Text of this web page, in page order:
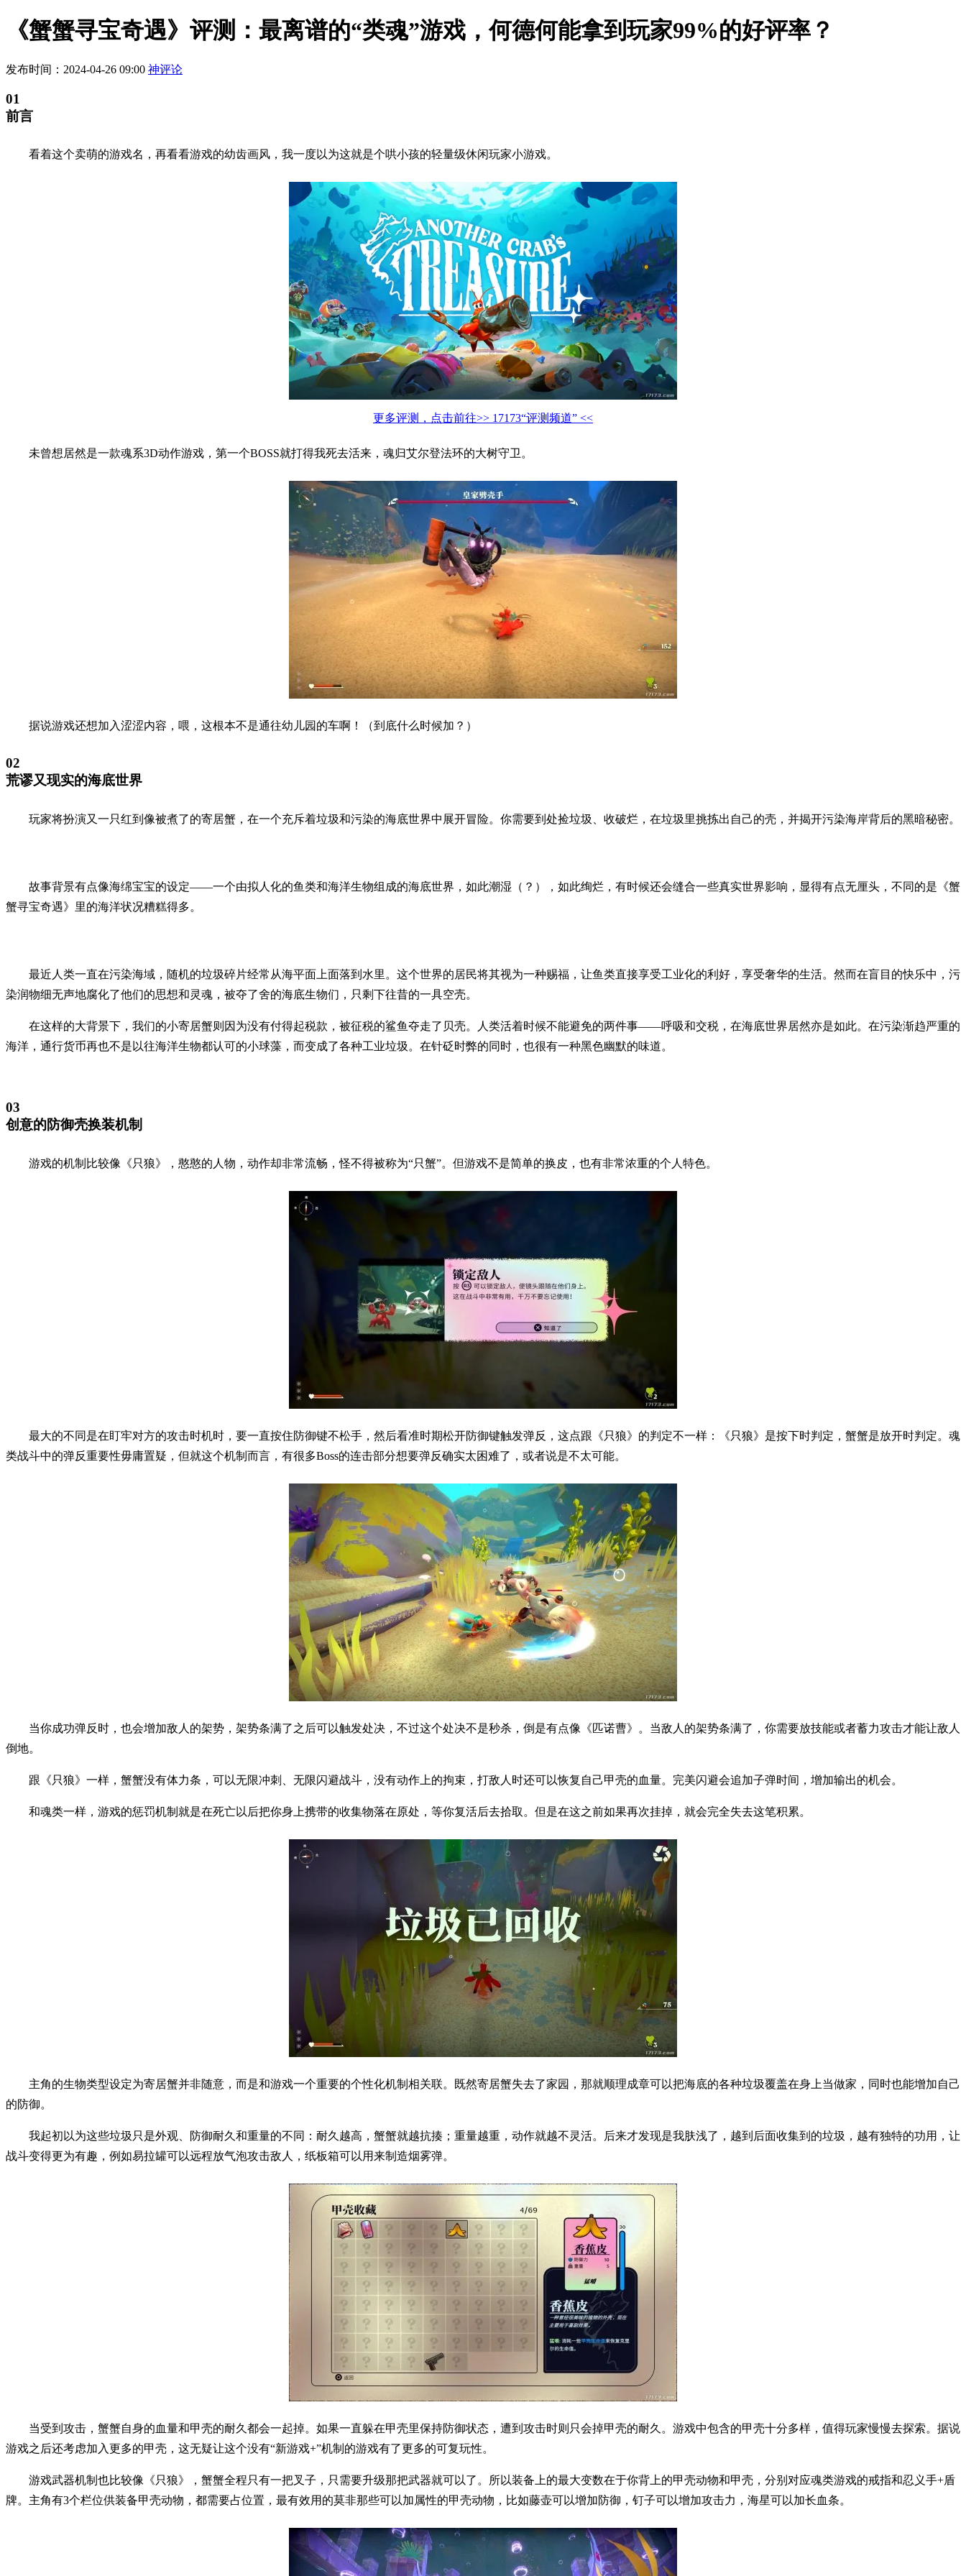
《蟹蟹寻宝奇遇》评测：最离谱的“类魂”游戏，何德何能拿到玩家99%的好评率？
发布时间：2024-04-26 09:00 神评论
01
前言
看着这个卖萌的游戏名，再看看游戏的幼齿画风，我一度以为这就是个哄小孩的轻量级休闲玩家小游戏。
更多评测，点击前往>> 17173“评测频道” <<
未曾想居然是一款魂系3D动作游戏，第一个BOSS就打得我死去活来，魂归艾尔登法环的大树守卫。
据说游戏还想加入涩涩内容，喂，这根本不是通往幼儿园的车啊！（到底什么时候加？）
02
荒谬又现实的海底世界
玩家将扮演又一只红到像被煮了的寄居蟹，在一个充斥着垃圾和污染的海底世界中展开冒险。你需要到处捡垃圾、收破烂，在垃圾里挑拣出自己的壳，并揭开污染海岸背后的黑暗秘密。
故事背景有点像海绵宝宝的设定——一个由拟人化的鱼类和海洋生物组成的海底世界，如此潮湿（？），如此绚烂，有时候还会缝合一些真实世界影响，显得有点无厘头，不同的是《蟹
蟹寻宝奇遇》里的海洋状况糟糕得多。
最近人类一直在污染海域，随机的垃圾碎片经常从海平面上面落到水里。这个世界的居民将其视为一种赐福，让鱼类直接享受工业化的利好，享受奢华的生活。然而在盲目的快乐中，污
染润物细无声地腐化了他们的思想和灵魂，被夺了舍的海底生物们，只剩下往昔的一具空壳。
在这样的大背景下，我们的小寄居蟹则因为没有付得起税款，被征税的鲨鱼夺走了贝壳。人类活着时候不能避免的两件事——呼吸和交税，在海底世界居然亦是如此。在污染渐趋严重的
海洋，通行货币再也不是以往海洋生物都认可的小球藻，而变成了各种工业垃圾。在针砭时弊的同时，也很有一种黑色幽默的味道。
03
创意的防御壳换装机制
游戏的机制比较像《只狼》，憨憨的人物，动作却非常流畅，怪不得被称为“只蟹”。但游戏不是简单的换皮，也有非常浓重的个人特色。
最大的不同是在盯牢对方的攻击时机时，要一直按住防御键不松手，然后看准时期松开防御键触发弹反，这点跟《只狼》的判定不一样：《只狼》是按下时判定，蟹蟹是放开时判定。魂
类战斗中的弹反重要性毋庸置疑，但就这个机制而言，有很多Boss的连击部分想要弹反确实太困难了，或者说是不太可能。
当你成功弹反时，也会增加敌人的架势，架势条满了之后可以触发处决，不过这个处决不是秒杀，倒是有点像《匹诺曹》。当敌人的架势条满了，你需要放技能或者蓄力攻击才能让敌人
倒地。
跟《只狼》一样，蟹蟹没有体力条，可以无限冲刺、无限闪避战斗，没有动作上的拘束，打敌人时还可以恢复自己甲壳的血量。完美闪避会追加子弹时间，增加输出的机会。
和魂类一样，游戏的惩罚机制就是在死亡以后把你身上携带的收集物落在原处，等你复活后去拾取。但是在这之前如果再次挂掉，就会完全失去这笔积累。
主角的生物类型设定为寄居蟹并非随意，而是和游戏一个重要的个性化机制相关联。既然寄居蟹失去了家园，那就顺理成章可以把海底的各种垃圾覆盖在身上当做家，同时也能增加自己
的防御。
我起初以为这些垃圾只是外观、防御耐久和重量的不同：耐久越高，蟹蟹就越抗揍；重量越重，动作就越不灵活。后来才发现是我肤浅了，越到后面收集到的垃圾，越有独特的功用，让
战斗变得更为有趣，例如易拉罐可以远程放气泡攻击敌人，纸板箱可以用来制造烟雾弹。
当受到攻击，蟹蟹自身的血量和甲壳的耐久都会一起掉。如果一直躲在甲壳里保持防御状态，遭到攻击时则只会掉甲壳的耐久。游戏中包含的甲壳十分多样，值得玩家慢慢去探索。据说
游戏之后还考虑加入更多的甲壳，这无疑让这个没有“新游戏+”机制的游戏有了更多的可复玩性。
游戏武器机制也比较像《只狼》，蟹蟹全程只有一把叉子，只需要升级那把武器就可以了。所以装备上的最大变数在于你背上的甲壳动物和甲壳，分别对应魂类游戏的戒指和忍义手+盾
牌。主角有3个栏位供装备甲壳动物，都需要占位置，最有效用的莫非那些可以加属性的甲壳动物，比如藤壶可以增加防御，钉子可以增加攻击力，海星可以加长血条。